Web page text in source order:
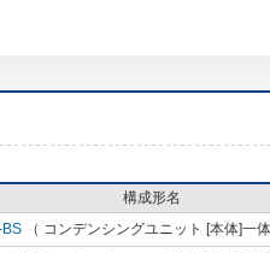
構成形名
（ コンデンシングユニット [本体]一体